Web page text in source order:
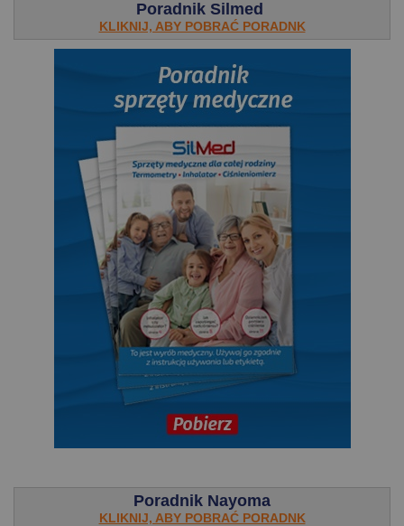
Poradnik Silmed
KLIKNIJ, ABY POBRAĆ PORADNK
Poradnik Nayoma
KLIKNIJ, ABY POBRAĆ PORADNK